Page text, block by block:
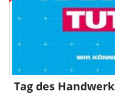
Tag des